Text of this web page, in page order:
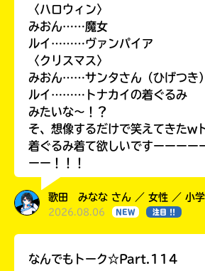
Loading...
〈ハロウィン〉
みおん……魔女
ルイ………ヴァンパイア
〈クリスマス〉
みおん……サンタさん（ひげつき）
ルイ………トナカイの着ぐるみ
みたいな〜！？
そ、想像するだけで笑えてきたw
着ぐるみ着て欲しいですーーーー
ーー！！！
歌田 みなな さん ／ 女性 ／ 小
2026.08.06 NEW 注目 !!
なんでもトーク☆Part.114
入
内